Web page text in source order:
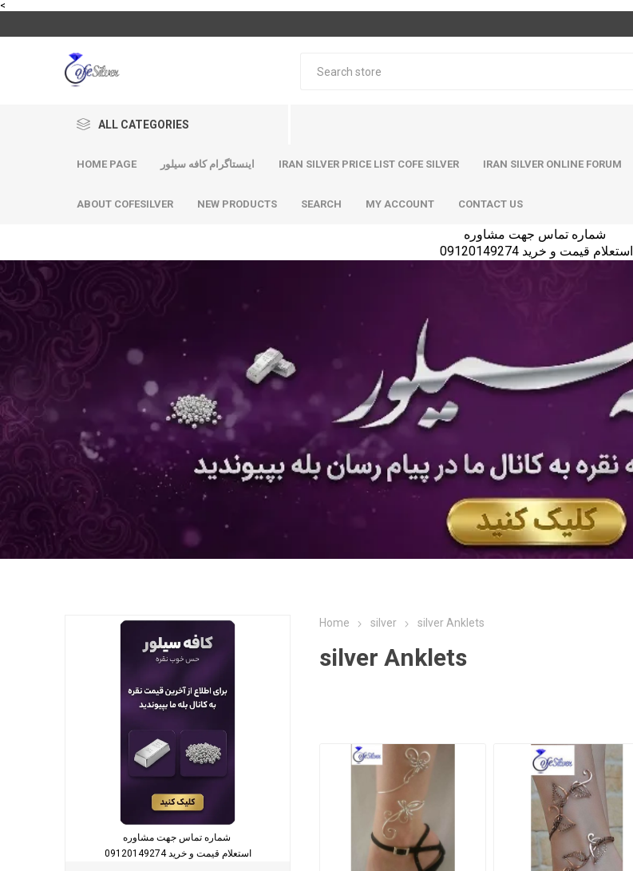
<
ALL CATEGORIES
HOME PAGE اینستاگرام کافه سیلور IRAN SILVER PRICE LIST COFE SILVER IRAN SILVER ONLINE FORUM
ABOUT COFESILVER NEW PRODUCTS SEARCH MY ACCOUNT CONTACT US
استعلام قیمت و خرید 09120149274
Home silver silver Anklets
silver Anklets
استعلام قیمت و خرید 09120149274